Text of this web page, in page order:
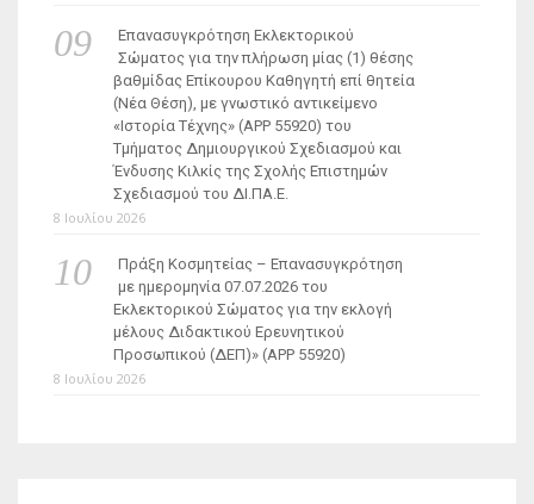
Επανασυγκρότηση Εκλεκτορικού
Σώματος για την πλήρωση μίας (1) θέσης
βαθμίδας Επίκουρου Καθηγητή επί θητεία
(Νέα Θέση), με γνωστικό αντικείμενο
«Ιστορία Τέχνης» (ΑΡΡ 55920) του
Τμήματος Δημιουργικού Σχεδιασμού και
Ένδυσης Κιλκίς της Σχολής Επιστημών
Σχεδιασμού του ΔΙ.ΠΑ.Ε.
8 Ιουλίου 2026
Πράξη Κοσμητείας – Επανασυγκρότηση
με ημερομηνία 07.07.2026 του
Εκλεκτορικού Σώματος για την εκλογή
μέλους Διδακτικού Ερευνητικού
Προσωπικού (ΔΕΠ)» (APP 55920)
8 Ιουλίου 2026